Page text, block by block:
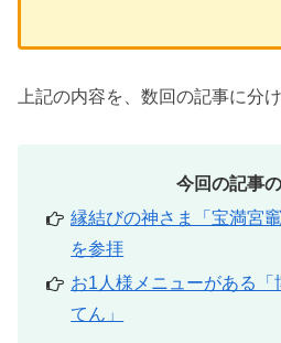
上記の内容を、数回の記事に分
今回の記事
縁結びの神さま「宝満宮
を参拝
お1人様メニューがある「
てん」